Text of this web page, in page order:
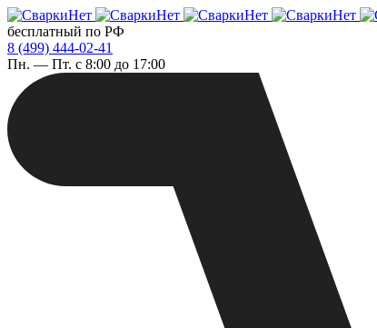
бесплатный по РФ
8 (499) 444-02-41
Пн. — Пт. с 8:00 до 17:00